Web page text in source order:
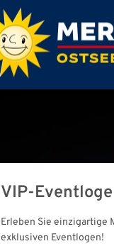
VIP-
Erleben Sie einzigartige
exklusiven Eventlogen!